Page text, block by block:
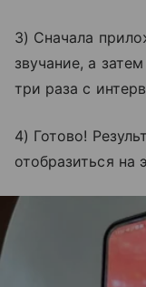
3) Сначала
звучание, а
три раза с
4) Готово!
отобразиться на